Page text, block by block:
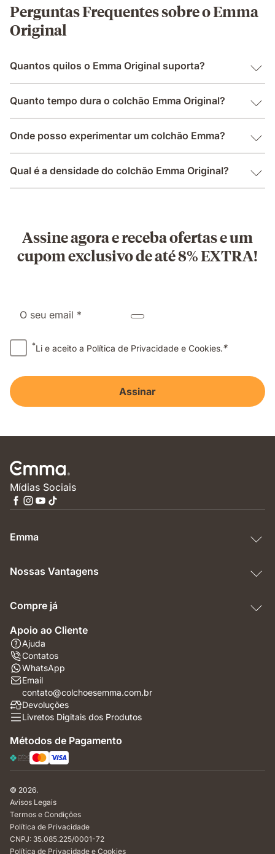
Perguntas Frequentes sobre o Emma
Original
Quantos quilos o Emma Original suporta?
Quanto tempo dura o colchão Emma Original?
Onde posso experimentar um colchão Emma?
Qual é a densidade do colchão Emma Original?
Assine agora e receba ofertas e um
cupom exclusivo de até 8% EXTRA!
O seu email *
*Li e aceito a Política de Privacidade e Cookies.*
Assinar
Mídias Sociais
Emma
Nossas Vantagens
Compre já
Apoio ao Cliente
Ajuda
Contatos
WhatsApp
Email
contato@colchoesemma.com.br
Devoluções
Livretos Digitais dos Produtos
Métodos de Pagamento
© 2026.
Avisos Legais
Termos e Condições
Política de Privacidade
CNPJ: 35.085.225/0001-72
Política de Privacidade e Cookies